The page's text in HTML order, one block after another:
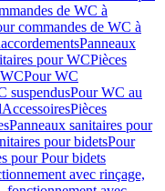
de WC à
commandes de WC à
Panneaux
pour WCPièces
Pour WC
suspendusPour WC au
AccessoiresPièces
Panneaux sanitaires pour
pour bidetsPour
pour Pour bidets
avec rinçage,